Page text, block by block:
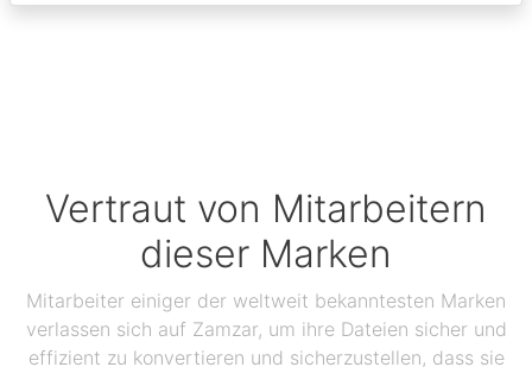
Vertraut von Mitarbeitern
dieser Marken
Mitarbeiter einiger der weltweit bekanntesten Marken
verlassen sich auf Zamzar, um ihre Dateien sicher und
effizient zu konvertieren und sicherzustellen, dass sie